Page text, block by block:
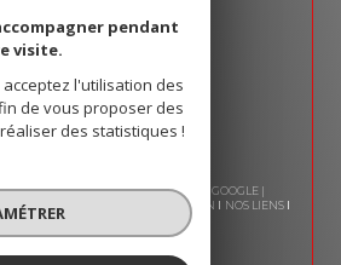
| TRADUCTION POWERED BY GOOGLE |
SITE ADMIN
NOS LIENS
RGPD
pendant
visite.
l'utilisation des
de vous proposer des
des statistiques !